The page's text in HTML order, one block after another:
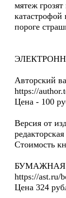
мятеж
катастрофой
пороге
Авторский
https://
Цена - 100
Версия от
Стоимость
БУМАЖНАЯ
https://ast.ru/
Цена 324